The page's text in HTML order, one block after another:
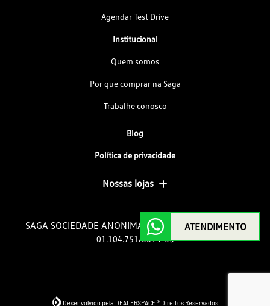
Agendar Test Drive
Institucional
Quem somos
Por que comprar na Saga
Trabalhe conosco
Blog
Política de privacidade
Nossas lojas
SAGA SOCIEDADE ANONIMA GOIAS DE AUTOMOVEIS
01.104.751/0014-35
Desenvolvido pela DEALERSPACE ® Direitos Reservados.
ATENDIMENTO